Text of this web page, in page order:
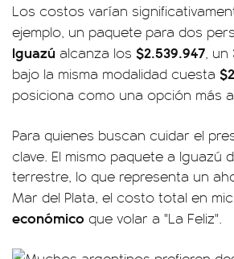
Los costos varían
ejemplo, un paquete para dos
Iguazú alcanza los $2.539.947, un
bajo la misma modalidad cuesta
posiciona como una opción más
Para quienes buscan cuidar el
clave. El mismo paquete a Iguazú
terrestre, lo que representa un
Mar del Plata, el costo total en
económico que volar a "La Feliz".